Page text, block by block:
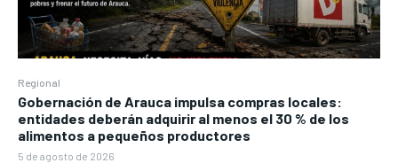
Regional
Gobernación de Arauca impulsa compras locales:
entidades deberán adquirir al menos el 30 % de los
alimentos a pequeños productores
5 de agosto de 2026